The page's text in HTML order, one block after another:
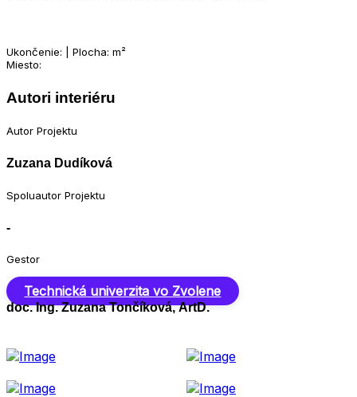
Ukončenie: | Plocha: m²
Miesto:
Autori interiéru
Autor Projektu
Zuzana Dudíková
Spoluautor Projektu
-
Gestor
Technická univerzita vo Zvolene
doc. Ing. Zuzana Tončíková, ArtD.